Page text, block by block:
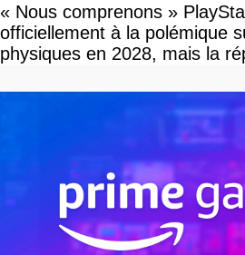
« Nous comprenons »
officiellement à la polémique
physiques en 2028, mais la